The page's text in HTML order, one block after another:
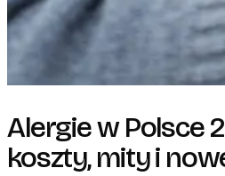
Alergie w Polsce
koszty, mity i